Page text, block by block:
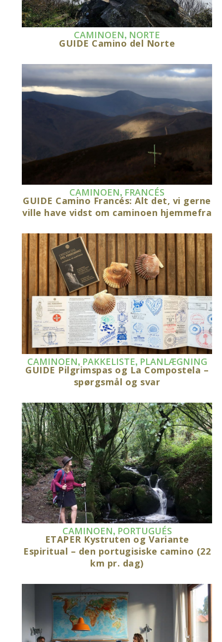
CAMINOEN, NORTE
GUIDE Camino del Norte
CAMINOEN, FRANCÉS
GUIDE Camino Francés: Alt det, vi gerne
ville have vidst om caminoen hjemmefra
CAMINOEN, PAKKELISTE, PLANLÆGNING
GUIDE Pilgrimspas og La Compostela –
spørgsmål og svar
CAMINOEN, PORTUGUÉS
ETAPER Kystruten og Variante
Espiritual – den portugisiske camino (22
km pr. dag)